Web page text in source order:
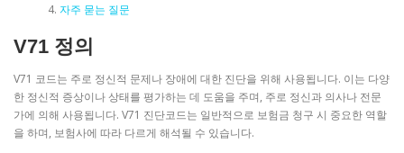
자주 묻는 질문
V71 정의
V71 코드는 주로 정신적 문제나 장애에 대한 진단을 위해 사용됩니다. 이는 다양
한 정신적 증상이나 상태를 평가하는 데 도움을 주며, 주로 정신과 의사나 전문
가에 의해 사용됩니다. V71 진단코드는 일반적으로 보험금 청구 시 중요한 역할
을 하며, 보험사에 따라 다르게 해석될 수 있습니다.